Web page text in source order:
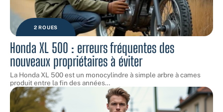
2 ROUES
Honda XL 500 : erreurs fréquentes des
nouveaux propriétaires à éviter
La Honda XL 500 est un monocylindre à simple arbre à cames
produit entre la fin des années…